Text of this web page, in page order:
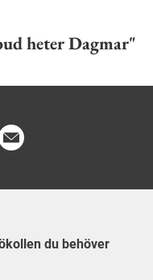
heter Dagmar"
du behöver